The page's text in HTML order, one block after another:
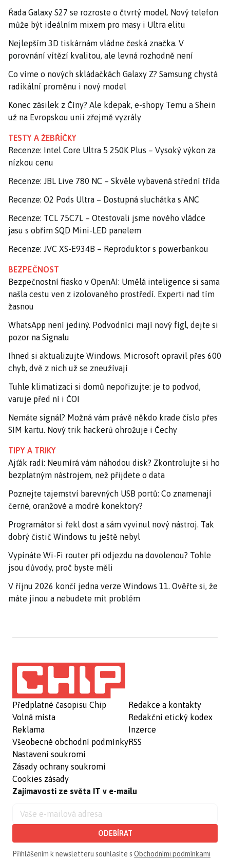
Řada Galaxy S27 se rozroste o čtvrtý model. Nový telefon
může být ideálním mixem pro masy i Ultra elitu
Nejlepším 3D tiskárnám vládne česká značka. V
porovnání vítězí kvalitou, ale levná rozhodně není
Co víme o nových skládačkách Galaxy Z? Samsung chystá
radikální proměnu i nový model
Konec zásilek z Číny? Ale kdepak, e-shopy Temu a Shein
už na Evropskou unii zřejmě vyzrály
TESTY A ŽEBŘÍČKY
Recenze: Intel Core Ultra 5 250K Plus – Vysoký výkon za
nízkou cenu
Recenze: JBL Live 780 NC – Skvěle vybavená střední třída
Recenze: O2 Pods Ultra – Dostupná sluchátka s ANC
Recenze: TCL 75C7L – Otestovali jsme nového vládce
jasu s obřím SQD Mini-LED panelem
Recenze: JVC XS-E934B – Reproduktor s powerbankou
BEZPEČNOST
Bezpečnostní fiasko v OpenAI: Umělá inteligence si sama
našla cestu ven z izolovaného prostředí. Experti nad tím
žasnou
WhatsApp není jediný. Podvodníci mají nový fígl, dejte si
pozor na Signalu
Ihned si aktualizujte Windows. Microsoft opravil přes 600
chyb, dvě z nich už se zneužívají
Tuhle klimatizaci si domů nepořizujte: je to podvod,
varuje před ní i ČOI
Nemáte signál? Možná vám právě někdo krade číslo přes
SIM kartu. Nový trik hackerů ohrožuje i Čechy
TIPY A TRIKY
Ajťák radí: Neumírá vám náhodou disk? Zkontrolujte si ho
bezplatným nástrojem, než přijdete o data
Poznejte tajemství barevných USB portů: Co znamenají
černé, oranžové a modré konektory?
Programátor si řekl dost a sám vyvinul nový nástroj. Tak
dobrý čistič Windows tu ještě nebyl
Vypínáte Wi-Fi router při odjezdu na dovolenou? Tohle
jsou důvody, proč byste měli
V říjnu 2026 končí jedna verze Windows 11. Ověřte si, že
máte jinou a nebudete mít problém
Předplatné časopisu Chip
Volná místa
Reklama
Všeobecné obchodní podmínky
Nastavení soukromí
Zásady ochrany soukromí
Cookies zásady
Redakce a kontakty
Redakční etický kodex
Inzerce
RSS
Zajímavosti ze světa IT v e-mailu
ODEBÍRAT
Přihlášením k newsletteru souhlasíte s Obchodními podmínkami